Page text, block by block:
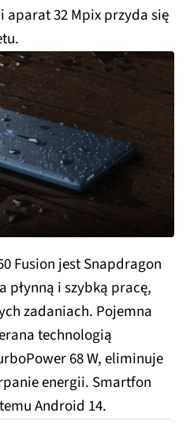
32 Mpix przyda się
Fusion jest Snapdragon
płynną i szybką pracę,
zadaniach. Pojemna
technologią
68 W, eliminuje
energii. Smartfon
Android 14.